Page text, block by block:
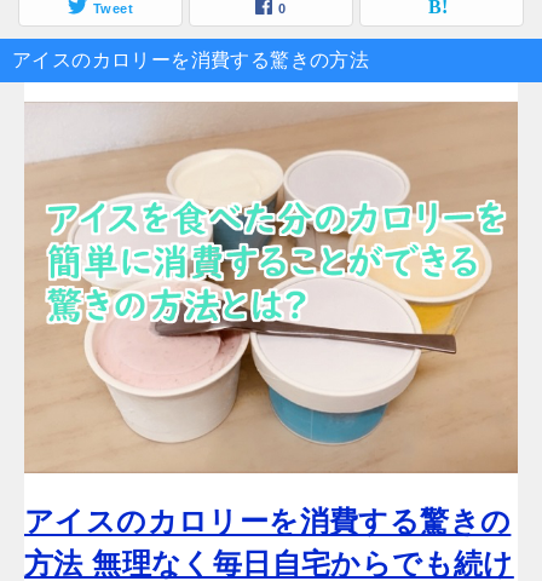
Tweet 0
アイスのカロリーを消費する驚きの方法
アイスのカロリーを消費する驚きの
方法 無理なく毎日自宅からでも続け